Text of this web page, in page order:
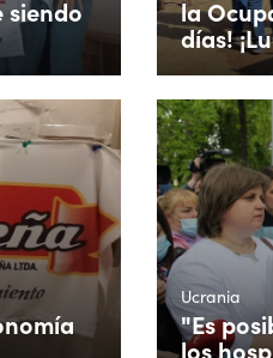
siendo
la
días!
Ucrania
"Es
los